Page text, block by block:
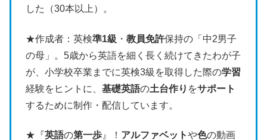
した（30本以上）。
★作成者：英検準1級 ・ 教員免許保持の「中2男子
の母」。5歳から英語を細く長く続けてきたわが子
が、小学校卒業までに英検3級を取得した際の学習
経験をヒントに、 基礎英語の土台作り をサポート
するために制作・配信しています。
★『英語の第一歩 』！ アルファベットや色の動画